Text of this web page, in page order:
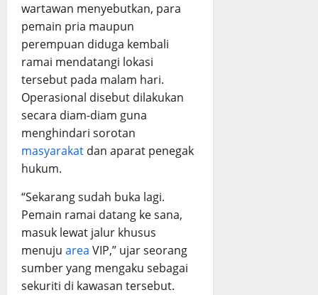
wartawan menyebutkan, para
pemain pria maupun
perempuan diduga kembali
ramai mendatangi lokasi
tersebut pada malam hari.
Operasional disebut dilakukan
secara diam-diam guna
menghindari sorotan
masyarakat dan aparat penegak
hukum.
“Sekarang sudah buka lagi.
Pemain ramai datang ke sana,
masuk lewat jalur khusus
menuju area VIP,” ujar seorang
sumber yang mengaku sebagai
sekuriti di kawasan tersebut.